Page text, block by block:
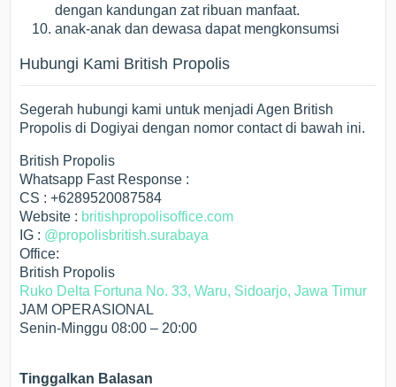
dengan kandungan zat ribuan manfaat.
anak-anak dan dewasa dapat mengkonsumsi
Hubungi Kami British Propolis
Segerah hubungi kami untuk menjadi Agen British
Propolis di Dogiyai dengan nomor contact di bawah ini.
British Propolis
Whatsapp Fast Response :
CS : +6289520087584
Website : britishpropolisoffice.com
IG : @propolisbritish.surabaya
Office:
British Propolis
Ruko Delta Fortuna No. 33, Waru, Sidoarjo, Jawa Timur
JAM OPERASIONAL
Senin-Minggu 08:00 – 20:00
Tinggalkan Balasan